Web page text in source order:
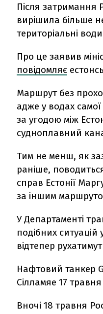
Після затримання
вирішила більше
територіальні
Про це заявив
повідомляє
Маршрут без
адже у водах
за угодою між
судноплавний
Тим не менш, як
раніше,
справ Естонії
за іншим
У Департаменті
подібних ситуацій
відтепер
Нафтовий танкер
Сілламяе 17
Вночі 18 травня